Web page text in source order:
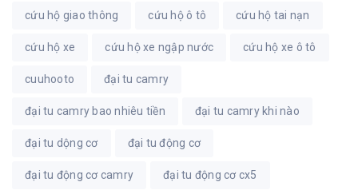
cứu hộ giao thông cứu hộ ô tô cứu hộ tai nạn
cứu hộ xe cứu hộ xe ngập nước cứu hộ xe ô tô
cuuhooto đại tu camry
đại tu camry bao nhiêu tiền đại tu camry khi nào
đại tu dộng cơ đại tu động cơ
đại tu động cơ camry đại tu động cơ cx5